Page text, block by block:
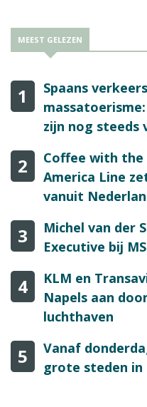
MEEST GELEZEN
1
Spaans
zijn nog steeds
2
Coffee with the
America Line
vanuit
3
Michel van der
Executive bij
4
KLM en
Napels aan
luchthaven
5
Vanaf
grote steden in